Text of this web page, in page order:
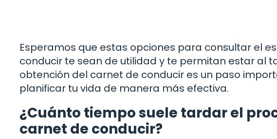
Esperamos que estas opciones para consultar el
conducir te sean de utilidad y te permitan estar al
obtención del carnet de conducir es un paso
planificar tu vida de manera más efectiva.
¿Cuánto tiempo suele tardar el
carnet de conducir?